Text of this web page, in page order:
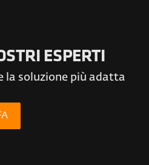
ESPERTI
la soluzione più adatta